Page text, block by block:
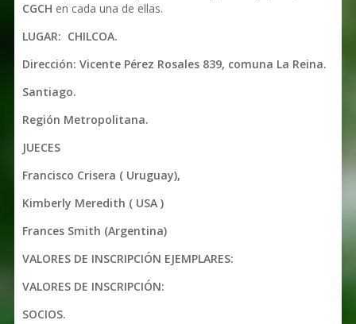
CGCH en cada una de ellas.
LUGAR: CHILCOA.
Dirección: Vicente Pérez Rosales 839, comuna La Reina.
Santiago.
Región Metropolitana.
JUECES
Francisco Crisera ( Uruguay),
Kimberly Meredith ( USA )
Frances Smith (Argentina)
VALORES DE INSCRIPCIÓN EJEMPLARES:
VALORES DE INSCRIPCIÓN:
SOCIOS.